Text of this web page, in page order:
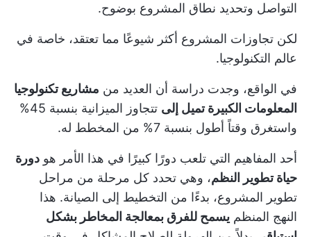
التواصل وتحديد نطاق المشروع بوضوح.
لكن تجاوزات المشروع أكثر شيوعًا مما تعتقد، خاصة في
عالم التكنولوجيا.
في الواقع، وجدت دراسة أن العديد من مشاريع تكنولوجيا
المعلومات الكبيرة تميل إلى تتجاوز الميزانية بنسبة 45%
واستغرق وقتاً أطول بنسبة 7% من المخطط له.
أحد المفاهيم التي تلعب دورًا كبيرًا في هذا الأمر هو دورة
حياة تطوير النظم، وهي تحدد كل مرحلة من مراحل
تطوير المشروع، بدءًا من التخطيط إلى الصيانة. هذا
النهج المنظم يسمح للفرق بمعالجة المخاطر بشكل